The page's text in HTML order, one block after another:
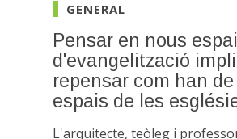
GENERAL
Pensar en nous
d'evangelització
repensar com han
espais de les
L'arquitecte, teòleg i